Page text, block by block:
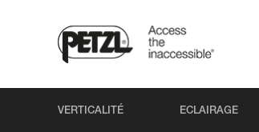
VERTICALITÉ ECLAIRAGE